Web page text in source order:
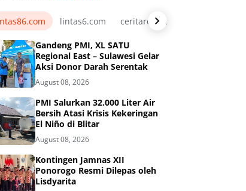
lintas6.com ceritarelawan.my.id
Gandeng PMI, XL SATU
Regional East – Sulawesi Gelar
Aksi Donor Darah Serentak
August 08, 2026
PMI Salurkan 32.000 Liter Air
Bersih Atasi Krisis Kekeringan
El Niño di Blitar
August 08, 2026
Kontingen Jamnas XII
Ponorogo Resmi Dilepas oleh
Lisdyarita